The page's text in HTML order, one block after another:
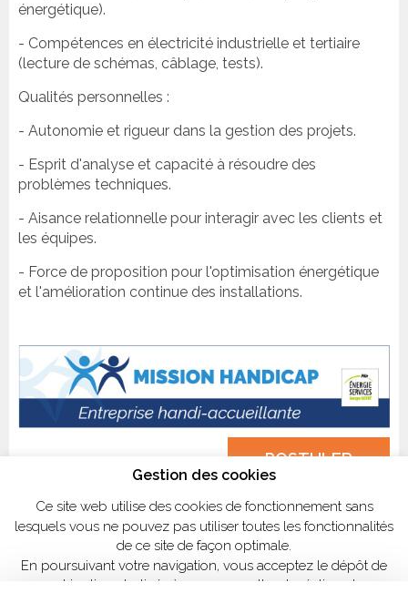
énergétique).
- Compétences en électricité industrielle et tertiaire
(lecture de schémas, câblage, tests).
Qualités personnelles :
- Autonomie et rigueur dans la gestion des projets.
- Esprit d'analyse et capacité à résoudre des
problèmes techniques.
- Aisance relationnelle pour interagir avec les clients et
les équipes.
- Force de proposition pour l'optimisation énergétique
et l'amélioration continue des installations.
POSTULER
Gestion des cookies
Ce site web utilise des cookies de fonctionnement sans
lesquels vous ne pouvez pas utiliser toutes les fonctionnalités
de ce site de façon optimale.
En poursuivant votre navigation, vous acceptez le dépôt de
cookies tiers destinés à nous permettre de réaliser des